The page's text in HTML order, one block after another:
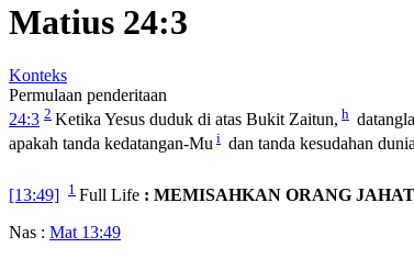
Matius 24:3
Konteks
Permulaan penderitaan
24:3 2 Ketika Yesus duduk di atas Bukit Zaitun, h
apakah tanda kedatangan-Mu i dan tanda kesudahan
[13:49] 1 Full Life : MEMISAHKAN ORANG
Nas : Mat 13:49